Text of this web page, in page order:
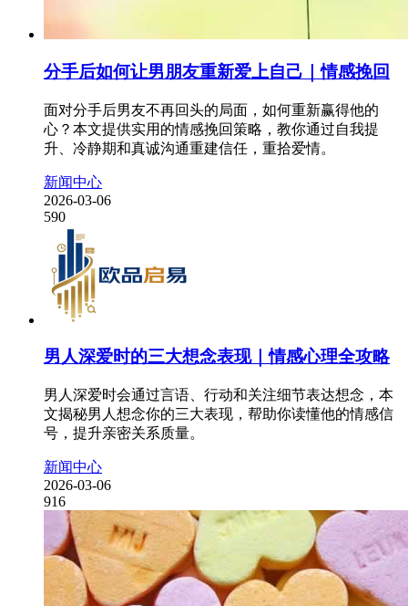
分手后如何让男朋友重新爱上自己｜情感挽回
面对分手后男友不再回头的局面，如何重新赢得他的
心？本文提供实用的情感挽回策略，教你通过自我提
升、冷静期和真诚沟通重建信任，重拾爱情。
新闻中心
2026-03-06
590
男人深爱时的三大想念表现｜情感心理全攻略
男人深爱时会通过言语、行动和关注细节表达想念，本
文揭秘男人想念你的三大表现，帮助你读懂他的情感信
号，提升亲密关系质量。
新闻中心
2026-03-06
916